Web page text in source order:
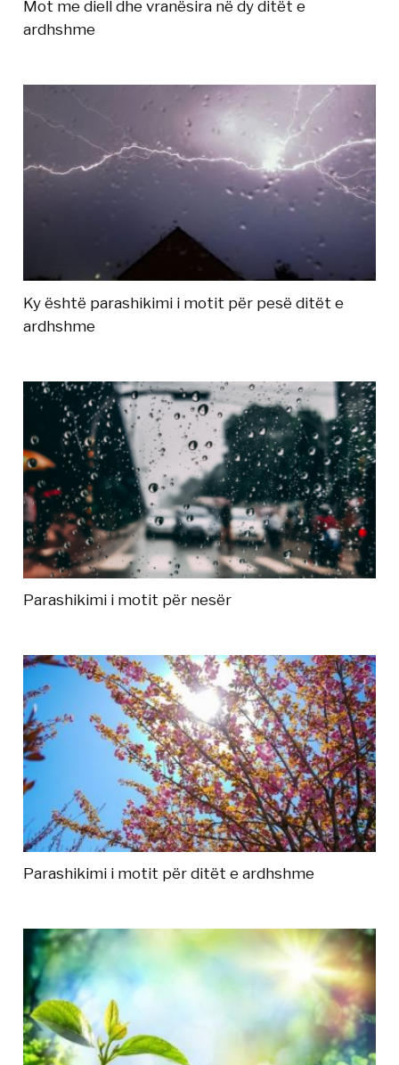
Mot me diell dhe vranësira në dy ditët e
ardhshme
Ky është parashikimi i motit për pesë ditët e
ardhshme
Parashikimi i motit për nesër
Parashikimi i motit për ditët e ardhshme